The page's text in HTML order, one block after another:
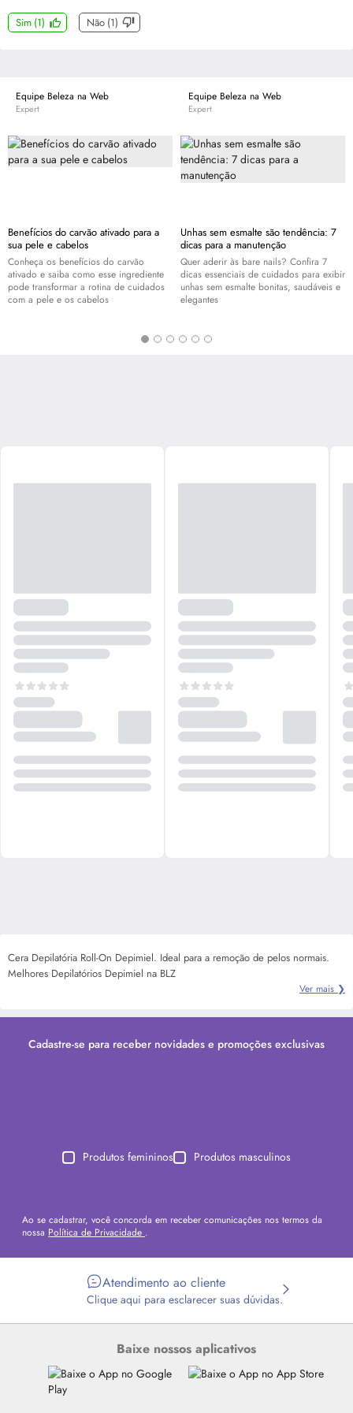
Sim (1) Não (1)
Equipe Beleza na Web
Expert
Benefícios do carvão ativado para a
sua pele e cabelos
Conheça os benefícios do carvão
ativado e saiba como esse ingrediente
pode transformar a rotina de cuidados
com a pele e os cabelos
Equipe Beleza na Web
Expert
Unhas sem esmalte são tendência: 7
dicas para a manutenção
Quer aderir às bare nails? Confira 7
dicas essenciais de cuidados para exibir
unhas sem esmalte bonitas, saudáveis e
elegantes
Cera Depilatória Roll-On Depimiel. Ideal para a remoção de pelos normais.
Melhores Depilatórios Depimiel na BLZ
Ver mais ❯
Cadastre-se para receber novidades e promoções exclusivas
Produtos femininos Produtos masculinos
Ao se cadastrar, você concorda em receber comunicações nos termos da
nossa Política de Privacidade .
Atendimento ao cliente
Clique aqui para esclarecer suas dúvidas.
Baixe nossos aplicativos